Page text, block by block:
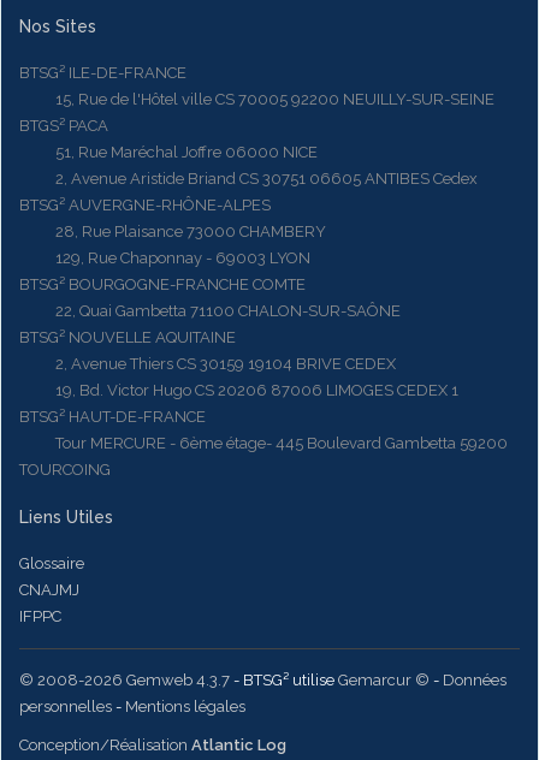
Nos Sites
BTSG² ILE-DE-FRANCE
15, Rue de l'Hôtel ville CS 70005 92200 NEUILLY-SUR-SEINE
BTGS² PACA
51, Rue Maréchal Joffre 06000 NICE
2, Avenue Aristide Briand CS 30751 06605 ANTIBES Cedex
BTSG² AUVERGNE-RHÔNE-ALPES
28, Rue Plaisance 73000 CHAMBERY
129, Rue Chaponnay - 69003 LYON
BTSG² BOURGOGNE-FRANCHE COMTE
22, Quai Gambetta 71100 CHALON-SUR-SAÔNE
BTSG² NOUVELLE AQUITAINE
2, Avenue Thiers CS 30159 19104 BRIVE CEDEX
19, Bd. Victor Hugo CS 20206 87006 LIMOGES CEDEX 1
BTSG² HAUT-DE-FRANCE
Tour MERCURE - 6ème étage- 445 Boulevard Gambetta 59200
TOURCOING
Liens Utiles
Glossaire
CNAJMJ
IFPPC
© 2008-2026 Gemweb 4.3.7 - BTSG² utilise Gemarcur © - Données
personnelles - Mentions légales
Conception/Réalisation Atlantic Log